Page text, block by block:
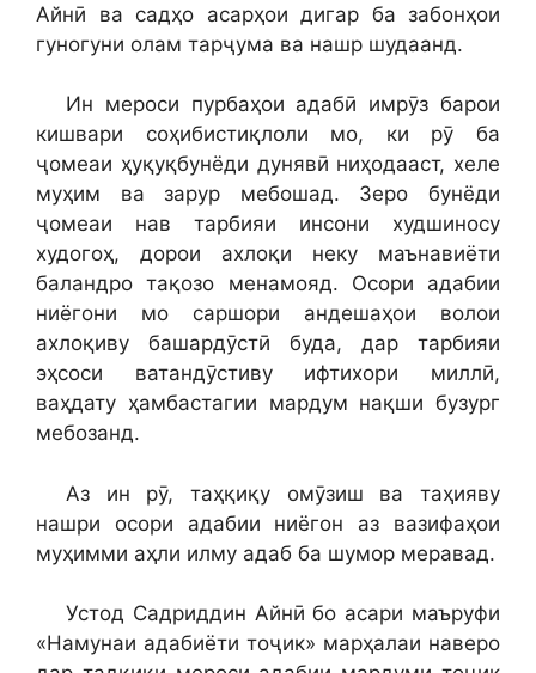
Айнӣ ва садҳо асарҳои дигар ба забонҳои
гуногуни олам тарҷума ва нашр шудаанд.
Ин мероси пурбаҳои адабӣ имрӯз барои
кишвари соҳибистиқлоли мо, ки рӯ ба
ҷомеаи ҳуқуқбунёди дунявӣ ниҳодааст, хеле
муҳим ва зарур мебошад. Зеро бунёди
ҷомеаи нав тарбияи инсони худшиносу
худогоҳ, дорои ахлоқи неку маънавиёти
баландро тақозо менамояд. Осори адабии
ниёгони мо саршори андешаҳои волои
ахлоқиву башардӯстӣ буда, дар тарбияи
эҳсоси ватандӯстиву ифтихори миллӣ,
ваҳдату ҳамбастагии мардум нақши бузург
мебозанд.
Аз ин рӯ, таҳқиқу омӯзиш ва таҳияву
нашри осори адабии ниёгон аз вазифаҳои
муҳимми аҳли илму адаб ба шумор меравад.
Устод Садриддин Айнӣ бо асари маъруфи
«Намунаи адабиёти тоҷик» марҳалаи наверо